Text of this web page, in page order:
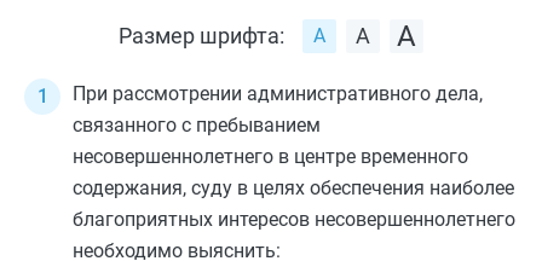
Размер шрифта:
При рассмотрении административного дела,
связанного с пребыванием
несовершеннолетнего в центре временного
содержания, суду в целях обеспечения наиболее
благоприятных интересов несовершеннолетнего
необходимо выяснить: